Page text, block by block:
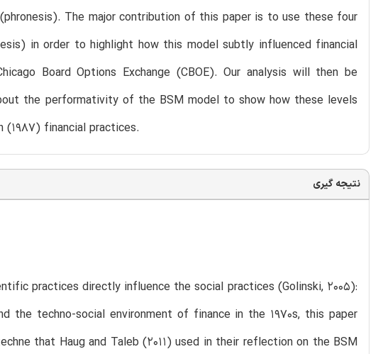
The major contribution of this paper is to use these four
in order to highlight how this model subtly influenced financial
Board Options Exchange (CBOE). Our analysis will then be
the performativity of the BSM model to show how these levels
financial practices.
نتیجه گیری
practices directly influence the social practices (Golinski, 2005):
the techno-social environment of finance in the 1970s, this paper
that Haug and Taleb (2011) used in their reflection on the BSM